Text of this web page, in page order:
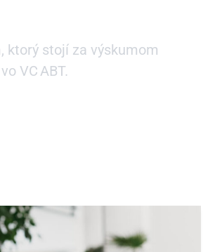
ktorý stojí za výskumom
VC ABT.